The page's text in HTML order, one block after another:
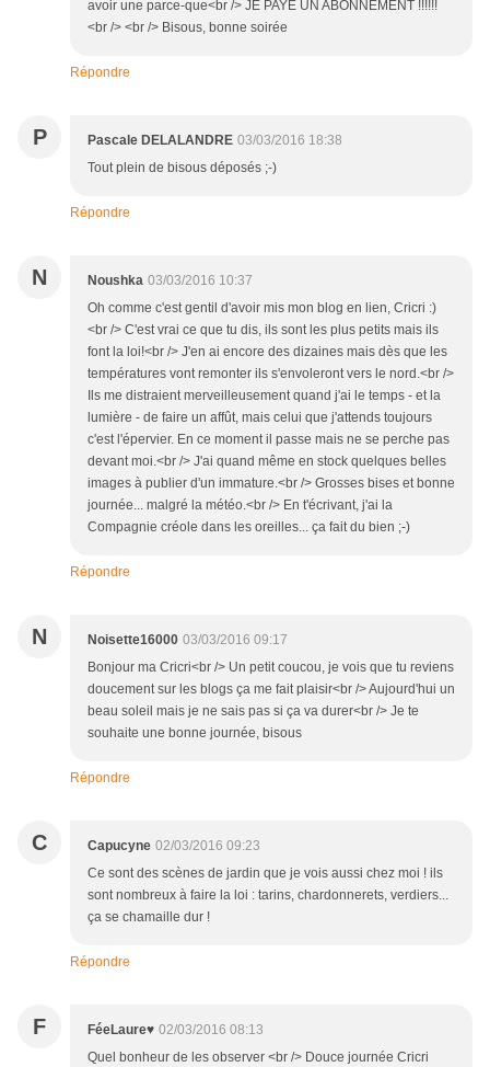
avoir une parce-que<br /> JE PAYE UN ABONNEMENT !!!!!!
<br /> <br /> Bisous, bonne soirée
Répondre
P Pascale DELALANDRE 03/03/2016 18:38
Tout plein de bisous déposés ;-)
Répondre
N Noushka 03/03/2016 10:37
Oh comme c'est gentil d'avoir mis mon blog en lien, Cricri :)
<br /> C'est vrai ce que tu dis, ils sont les plus petits mais ils
font la loi!<br /> J'en ai encore des dizaines mais dès que les
températures vont remonter ils s'envoleront vers le nord.<br />
Ils me distraient merveilleusement quand j'ai le temps - et la
lumière - de faire un affût, mais celui que j'attends toujours
c'est l'épervier. En ce moment il passe mais ne se perche pas
devant moi.<br /> J'ai quand même en stock quelques belles
images à publier d'un immature.<br /> Grosses bises et bonne
journée... malgré la météo.<br /> En t'écrivant, j'ai la
Compagnie créole dans les oreilles... ça fait du bien ;-)
Répondre
N Noisette16000 03/03/2016 09:17
Bonjour ma Cricri<br /> Un petit coucou, je vois que tu reviens
doucement sur les blogs ça me fait plaisir<br /> Aujourd'hui un
beau soleil mais je ne sais pas si ça va durer<br /> Je te
souhaite une bonne journée, bisous
Répondre
C Capucyne 02/03/2016 09:23
Ce sont des scènes de jardin que je vois aussi chez moi ! ils
sont nombreux à faire la loi : tarins, chardonnerets, verdiers...
ça se chamaille dur !
Répondre
F FéeLaure♥ 02/03/2016 08:13
Quel bonheur de les observer <br /> Douce journée Cricri